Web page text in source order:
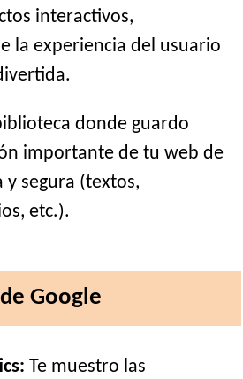
interactivos,
la experiencia del usuario
donde guardo
importante de tu web de
segura (textos,
etc.).
Google
Te muestro las